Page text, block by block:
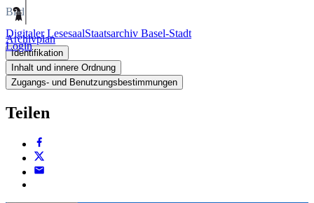
Digitaler LesesaalStaatsarchiv Basel-Stadt
Login
Bild
Archivplan
Identifikation
Inhalt und innere Ordnung
Zugangs- und Benutzungsbestimmungen
Teilen